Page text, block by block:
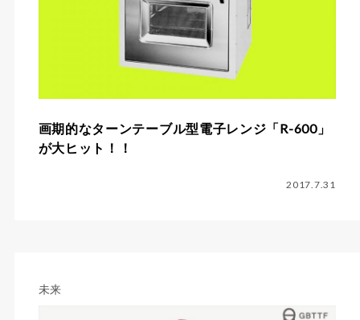
画期的なターンテーブル型電子レンジ「R-600」
が大ヒット！！
2017.7.31
未来